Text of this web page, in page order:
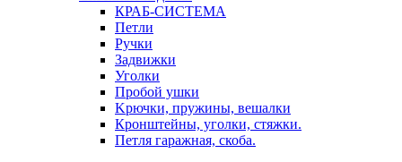
КРАБ-СИСТЕМА
Петли
Ручки
Задвижки
Уголки
Пробой ушки
Kрючки, пружины, вешалки
Кронштейны, уголки, стяжки.
Петля гаражная, скоба.